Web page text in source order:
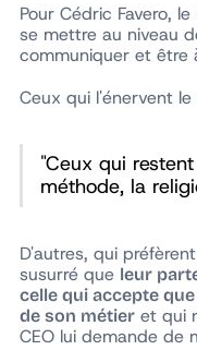
Pour Cédric Favero,
se mettre au niveau
communiquer et être
Ceux qui l'énervent le
"Ceux qui
méthode, la
D'autres, qui
susurré que leur
celle qui accepte
de son métieret qui
CEO lui demande de